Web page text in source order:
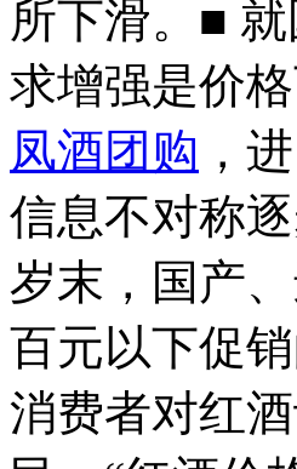
所下滑。■
求增强是价
凤酒团购 ，
信息不对称
岁末，国产
百元以下促
消费者对红